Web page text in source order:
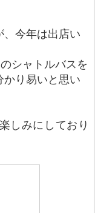
今年は出店い
シャトルバスを
り易いと思い
しみにしており